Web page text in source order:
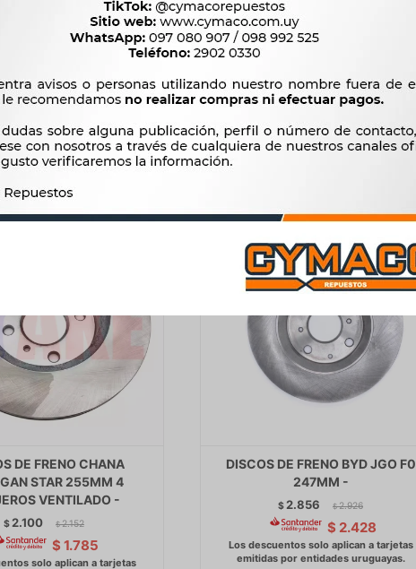
FRENO RENAULT JUEGO
FLUENCE TRAS 260MM
432001539R -
$3.124 $ 3.201
DISCOS DE FRENO HONDA JGO
HONDA FIT 240MM VENTILADO -
$ 2.581 $ 2.644
$ 2.194
DE FRENO CHANA
STAR 255MM 4
VENTILADO -
$ 2.100 $ 2.152
$ 1.785
DISCOS DE FRENO BYD JGO F0
247MM -
$ 2.856 $ 2.926
$ 2.428